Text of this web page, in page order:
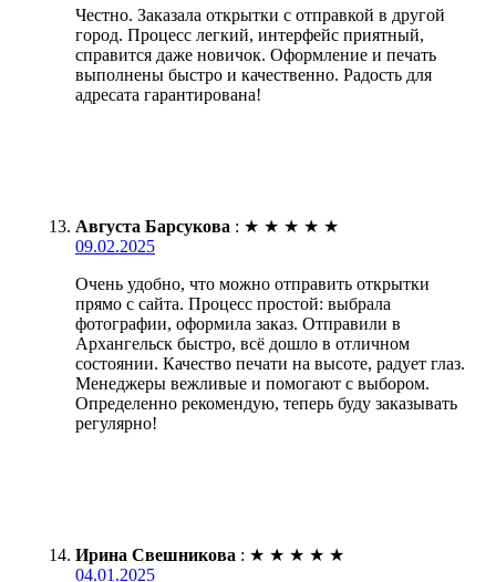
Честно. Заказала открытки с отправкой в другой
город. Процесс легкий, интерфейс приятный,
справится даже новичок. Оформление и печать
выполнены быстро и качественно. Радость для
адресата гарантирована!
Августа Барсукова : ★ ★ ★ ★ ★
09.02.2025
Очень удобно, что можно отправить открытки
прямо с сайта. Процесс простой: выбрала
фотографии, оформила заказ. Отправили в
Архангельск быстро, всё дошло в отличном
состоянии. Качество печати на высоте, радует глаз.
Менеджеры вежливые и помогают с выбором.
Определенно рекомендую, теперь буду заказывать
регулярно!
Ирина Свешникова : ★ ★ ★ ★ ★
04.01.2025